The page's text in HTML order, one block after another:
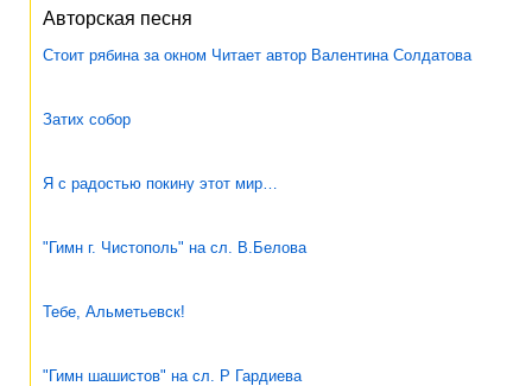
Авторская песня
Стоит рябина за окном Читает автор Валентина Солдатова
Затих собор
Я с радостью покину этот мир…
"Гимн г. Чистополь" на сл. В.Белова
Тебе, Альметьевск!
"Гимн шашистов" на сл. Р Гардиева